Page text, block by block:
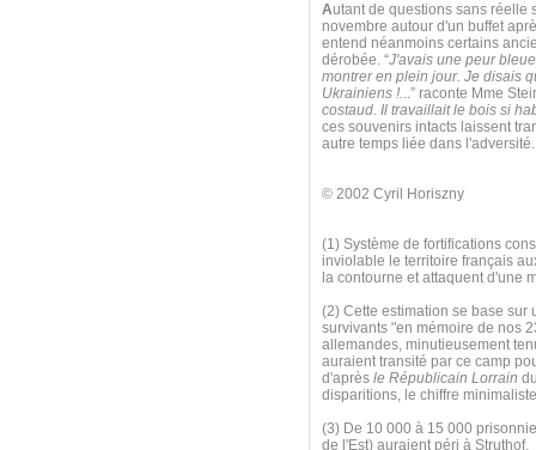
Autant de questions sans réelle
novembre autour d'un buffet
entend néanmoins certains
dérobée. “J'avais une peur
montrer en plein jour. Je disais
Ukrainiens !...” raconte Mme
costaud. Il travaillait le bois si
ces souvenirs intacts laissent
autre temps liée dans
© 2002 Cyril Horiszny
(1) Système de fortifications
inviolable le territoire français
la contourne et attaquent d'une
(2) Cette estimation se base
survivants "en mémoire de nos
allemandes, minutieusement
auraient transité par ce camp
d'après le Républicain Lorrain
disparitions, le chiffre
(3) De 10 000 à 15 000
de l'Est) auraient péri à Struthof.